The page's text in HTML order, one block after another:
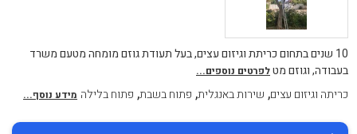
10 שנים בתחום כריתת וגיזום עצים, בעל תעודת גוזם מומחה מטעם משרד
בעבודה, וגוזם מטלפרטים נוספים...
כריתה וגיזום עצים, שירות באנגלית, פתוח בשבת, פתוח בלילה מידע נוסף...